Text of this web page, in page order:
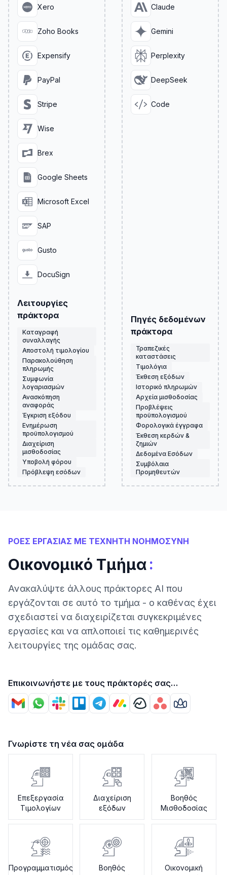
Xero
Zoho Books
Expensify
PayPal
Stripe
Wise
Brex
Google Sheets
Microsoft Excel
SAP
Gusto
DocuSign
Λειτουργίες
πράκτορα
Καταγραφή
συναλλαγής
Αποστολή τιμολογίου
Παρακολούθηση
πληρωμής
Συμφωνία
λογαριασμών
Ανασκόπηση
αναφοράς
Έγκριση εξόδου
Ενημέρωση
προϋπολογισμού
Διαχείριση
μισθοδοσίας
Υποβολή φόρου
Πρόβλεψη εσόδων
Claude
Gemini
Perplexity
DeepSeek
Code
Πηγές δεδομένων
πράκτορα
Τραπεζικές
καταστάσεις
Τιμολόγια
Έκθεση εξόδων
Ιστορικό πληρωμών
Αρχεία μισθοδοσίας
Προβλέψεις
προϋπολογισμού
Φορολογικά έγγραφα
Έκθεση κερδών &
ζημιών
Δεδομένα Εσόδων
Συμβόλαια
Προμηθευτών
ΡΟΕΣ ΕΡΓΑΣΙΑΣ ΜΕ ΤΕΧΝΗΤΗ ΝΟΗΜΟΣΥΝΗ
Οικονομικό Τμήμα:
Ανακαλύψτε άλλους πράκτορες AI που
εργάζονται σε αυτό το τμήμα - ο καθένας έχει
σχεδιαστεί να διαχειρίζεται συγκεκριμένες
εργασίες και να απλοποιεί τις καθημερινές
λειτουργίες της ομάδας σας.
Επικοινωνήστε με τους πράκτορές σας
χρησιμοποιώντας
Γνωρίστε τη νέα σας ομάδα
Επεξεργασία
Τιμολογίων
Διαχείριση
εξόδων
Βοηθός
Μισθοδοσίας
Προγραμματισμός
Βοηθός
Οικονομική